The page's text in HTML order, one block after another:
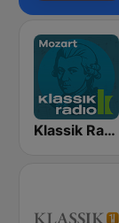
Klassik Radio Mozart